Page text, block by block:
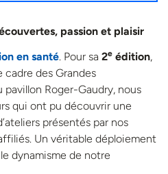
passion et plaisir
en santé. Pour sa 2e édition,
cadre des Grandes
pavillon Roger-Gaudry, nous
qui ont pu découvrir une
présentés par nos
Un véritable déploiement
dynamisme de notre